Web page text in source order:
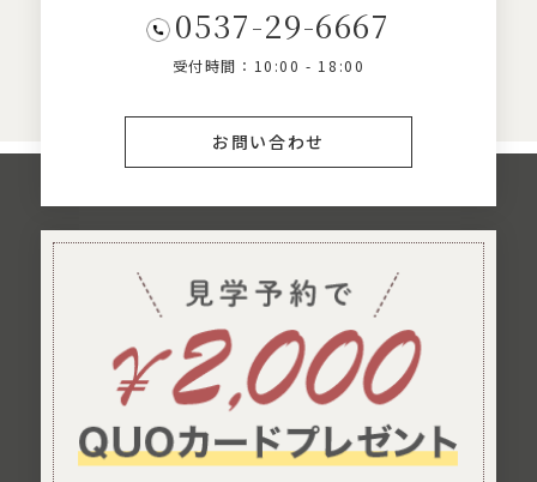
0537-29-6667
受付時間：10:00 - 18:00
お問い合わせ